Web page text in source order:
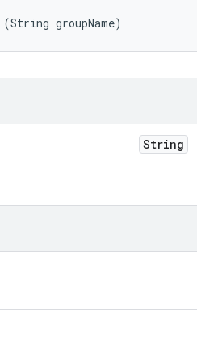
(String groupName)
String